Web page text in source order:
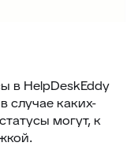
в HelpDeskEddy
случае каких-
могут, к